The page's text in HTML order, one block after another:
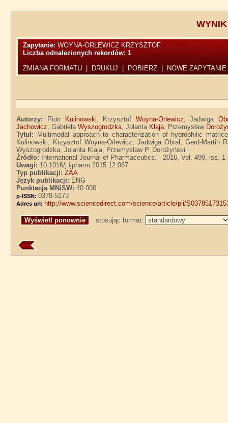
Zapytanie:WOYNA-ORLEWICZ KRZYSZTOF
Liczba odnalezionych rekordów:1
ZMIANA FORMATU
DRUKUJ POBIERZ NOWE ZAPYTANIE
Autorzy: Piotr Kulinowski, Krzysztof Woyna-Orlewicz, Jadwiga
Jachowicz, GabrielaWyszogrodzka, Jolanta Klaja, Przemysław
Tytuł:
Multimodal approach to characterization of hydrophilic
Kulinowski, Krzysztof Woyna-Orlewicz, Jadwiga Obrał, Gerd-Martin
Wyszogrodzka, Jolanta Klaja, Przemysław P. Dorożyński
Źródło:
International Journal of Pharmaceutics. - 2016, Vol. 499, iss.
Uwagi: 10.1016/j.ijpharm.2015.12.067
Typ publikacji:ZAA
Język publikacji: ENG
Punktacja MNiSW:40.000
p-ISSN:0378-5173
Adres url: http://www.sciencedirect.com/science/article/pii/
stosując format: